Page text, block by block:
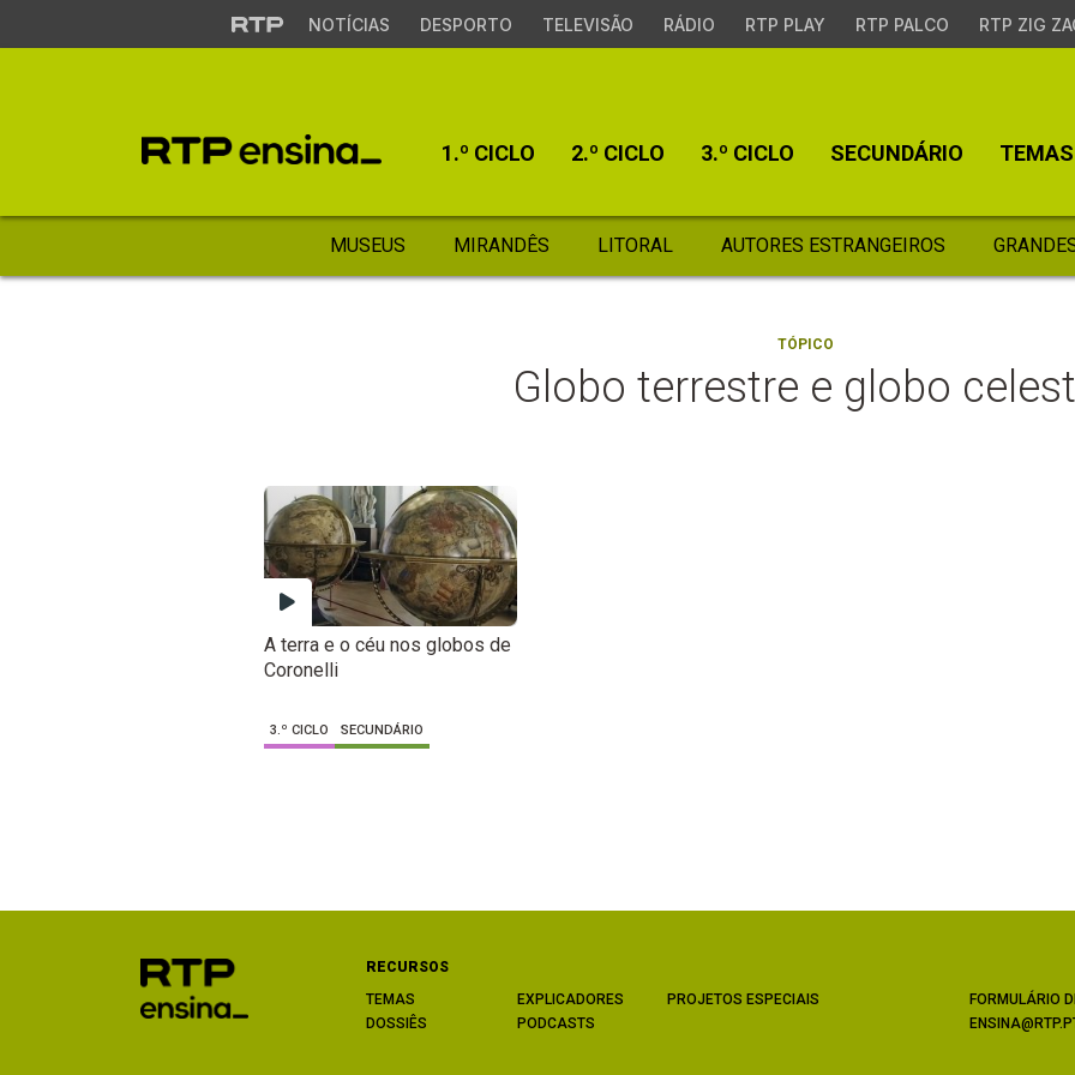
NOTÍCIAS DESPORTO TELEVISÃO RÁDIO RTP PLAY RTP PALCO RTP ZIG
1.º CICLO 2.º CICLO 3.º CICLO SECUNDÁRIO TEMAS
MUSEUS MIRANDÊS LITORAL AUTORES ESTRANGEIROS
TÓPICO
Globo terrestre e globo
A terra e o céu nos globos de
Coronelli
3.º CICLO SECUNDÁRIO
RECURSOS
TEMAS
DOSSIÊS
EXPLICADORES
PODCASTS
PROJETOS ESPECIAIS
FORMULÁRIO